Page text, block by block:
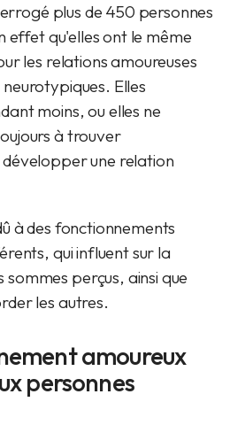
plus de 450 personnes
effet qu'elles ont le même
les relations amoureuses
Elles
moins, ou elles ne
à trouver
une relation
à des fonctionnements
qui influent sur la
sommes perçus, ainsi que
les autres.
amoureux
personnes